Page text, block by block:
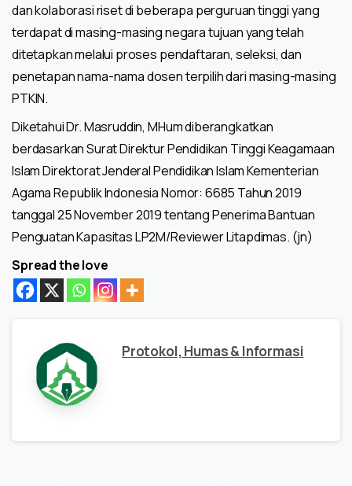
dan kolaborasi riset di beberapa perguruan tinggi yang
terdapat di masing-masing negara tujuan yang telah
ditetapkan melalui proses pendaftaran, seleksi, dan
penetapan nama-nama dosen terpilih dari masing-masing
PTKIN.
Diketahui Dr. Masruddin, MHum diberangkatkan
berdasarkan Surat Direktur Pendidikan Tinggi Keagamaan
Islam Direktorat Jenderal Pendidikan Islam Kementerian
Agama Republik Indonesia Nomor: 6685 Tahun 2019
tanggal 25 November 2019 tentang Penerima Bantuan
Penguatan Kapasitas LP2M/Reviewer Litapdimas. (jn)
Spread the love
Protokol, Humas & Informasi